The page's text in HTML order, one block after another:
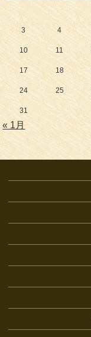
3 4
10 11
17 18
24 25
31
« 1月